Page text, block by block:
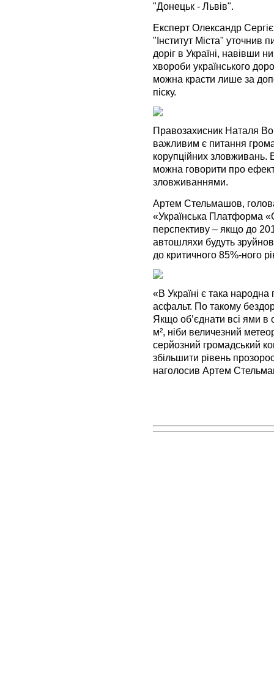
"Донецьк - Львів".
Експерт Олександр
"Інститут Міста" уточнив
доріг в Україні, навівши
хвороби українського
можна красти лише за
піску.
Правозахисник Наталя
важливим є питання
корупційних
можна говорити про
зловживаннями.
Артем Стельмашов, голова
«Українська Платформа
перспективу – якщо до
автошляхи будуть
до критичного 85%-ного
«В Україні є така
асфальт. По такому
Якщо об’єднати всі ями в
м², ніби величезний
серйозний громадський
збільшити рівень
наголосив Артем